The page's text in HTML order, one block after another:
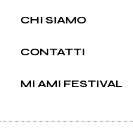
CHI SIAMO
CONTATTI
MI AMI FESTIVAL